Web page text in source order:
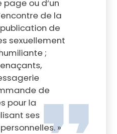
page ou d’un
de la
de
sexuellement
;
de
pour la
ses
»